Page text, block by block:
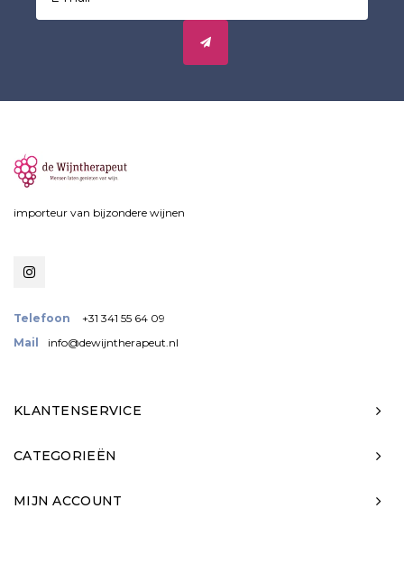
importeur van bijzondere wijnen
Telefoon
+31 341 55 64 09
Mail
info@dewijntherapeut.nl
KLANTENSERVICE
CATEGORIEËN
MIJN ACCOUNT